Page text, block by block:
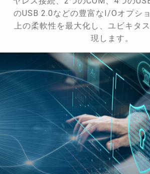
のUSB 2.0などの豊富なI/Oオプシ
上の柔軟性を最大化し、ユビキタ
現します。